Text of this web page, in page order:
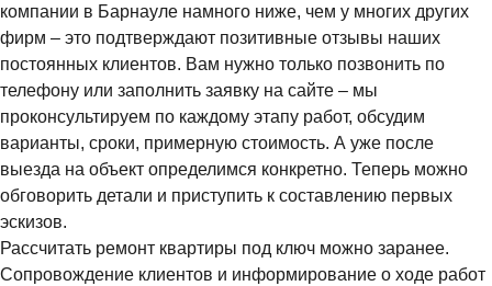
компании в Барнауле намного ниже, чем у многих других
фирм – это подтверждают позитивные отзывы наших
постоянных клиентов. Вам нужно только позвонить по
телефону или заполнить заявку на сайте – мы
проконсультируем по каждому этапу работ, обсудим
варианты, сроки, примерную стоимость. А уже после
выезда на объект определимся конкретно. Теперь можно
обговорить детали и приступить к составлению первых
эскизов.
Рассчитать ремонт квартиры под ключ можно заранее.
Сопровождение клиентов и информирование о ходе работ